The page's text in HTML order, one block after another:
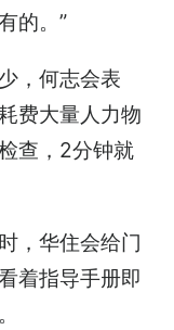
的。”
，何志会表
费大量人力物
查，2分钟就
，华住会给门
着指导手册即